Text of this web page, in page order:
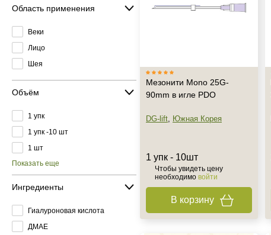
Область применения
Веки
Лицо
Шея
Объём
1 упк
1 упк -10 шт
1 шт
Показать еще
Ингредиенты
Гиалуроновая кислота
ДМАЕ
Мезонити Mono 25G-
90mm в игле PDO
DG-lift, Южная Корея
1 упк - 10шт
Чтобы увидеть цену
необходимо войти
В корзину